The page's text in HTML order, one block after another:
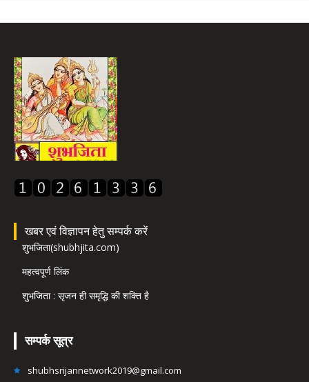
खबर एवं विज्ञापन हेतु सम्पर्क करें
शुभजिता(shubhjita.com)
महत्वपूर्ण लिंक
शुभजिता : सृजन ही समृद्धि की शक्ति है
सम्पर्क सूत्र
shubhsrijannetwork2019@gmail.com